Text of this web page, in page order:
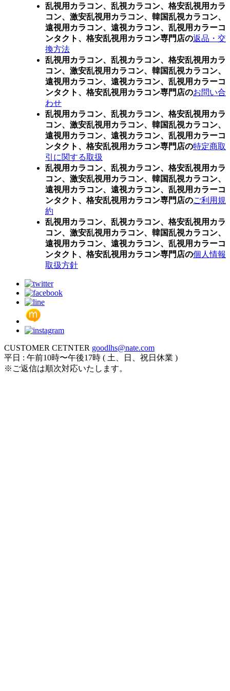
乱視用カラコン、乱視カラコン、格安乱視用カラ
コン、激安乱視用カラコン、韓国乱視カラコン、
遠視用カラコン、遠視カラコン、乱視用カラーコ
ンタクト、格安乱視用カラコン専門店の返品・交
換方法
乱視用カラコン、乱視カラコン、格安乱視用カラ
コン、激安乱視用カラコン、韓国乱視カラコン、
遠視用カラコン、遠視カラコン、乱視用カラーコ
ンタクト、格安乱視用カラコン専門店のお問い合
わせ
乱視用カラコン、乱視カラコン、格安乱視用カラ
コン、激安乱視用カラコン、韓国乱視カラコン、
遠視用カラコン、遠視カラコン、乱視用カラーコ
ンタクト、格安乱視用カラコン専門店の特定商取
引に関する取扱
乱視用カラコン、乱視カラコン、格安乱視用カラ
コン、激安乱視用カラコン、韓国乱視カラコン、
遠視用カラコン、遠視カラコン、乱視用カラーコ
ンタクト、格安乱視用カラコン専門店のご利用規
約
乱視用カラコン、乱視カラコン、格安乱視用カラ
コン、激安乱視用カラコン、韓国乱視カラコン、
遠視用カラコン、遠視カラコン、乱視用カラーコ
ンタクト、格安乱視用カラコン専門店の個人情報
取扱方針
CUSTOMER CETNTER goodlhs@nate.com
平日 : 午前10時〜午後17時 ( 土、日、祝日休業 )
※ご返信は順次対応いたします。